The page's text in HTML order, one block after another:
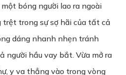
bóng người lao ra ngoài
trong sự sợ hãi của tất cả
dáng nhanh nhẹn tránh
người hầu vay bắt. Vừa mở ra
y va thẳng vào trong vòng